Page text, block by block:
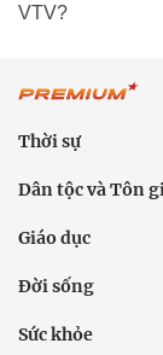
VTV?
Thời sự
Dân tộc và Tôn
Giáo dục
Đời sống
Sức khỏe